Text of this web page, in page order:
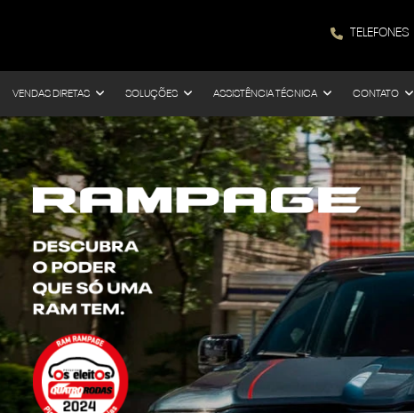
TELEFONES
VENDAS DIRETAS SOLUÇÕES ASSISTÊNCIA TÉCNICA CONTATO